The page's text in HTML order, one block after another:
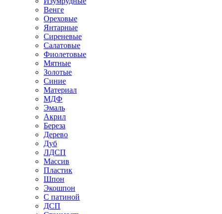
Венге
Ореховые
Янтарные
Сиреневые
Салатовые
Фиолетовые
Мятные
Золотые
Синие
Материал
МДФ
Эмаль
Акрил
Береза
Дерево
Дуб
ЛДСП
Массив
Пластик
Шпон
Экошпон
С патиной
ДСП